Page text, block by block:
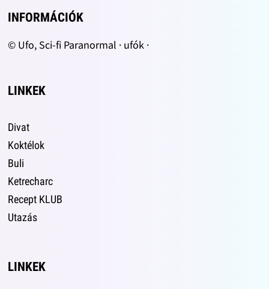
INFORMÁCIÓK
© Ufo, Sci-fi Paranormal · ufók ·
LINKEK
Divat
Koktélok
Buli
Ketrecharc
Recept KLUB
Utazás
LINKEK